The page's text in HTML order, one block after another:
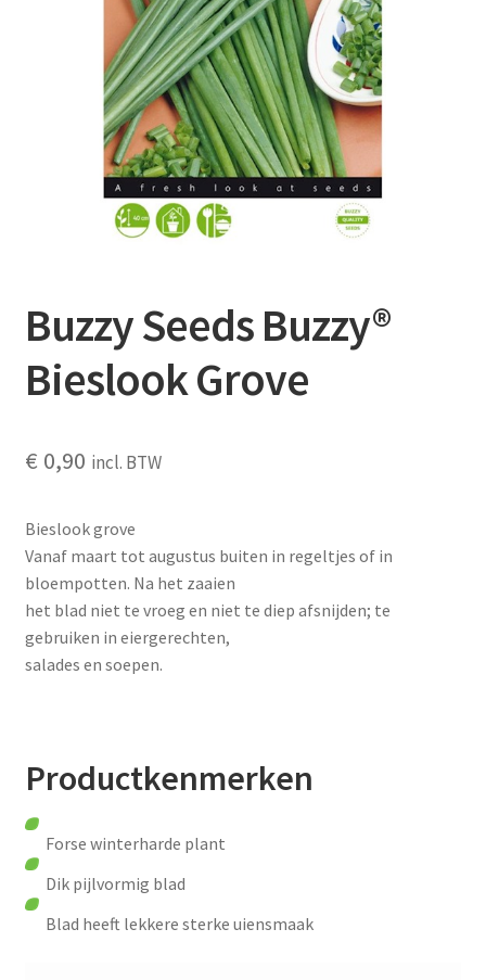
Booking Search
Buzzy Seeds Buzzy®
Bieslook Grove
€ 0,90 incl. BTW
Bieslook grove
Vanaf maart tot augustus buiten in regeltjes of in
bloempotten. Na het zaaien
het blad niet te vroeg en niet te diep afsnijden; te
gebruiken in eiergerechten,
salades en soepen.
Productkenmerken
Forse winterharde plant
Dik pijlvormig blad
Blad heeft lekkere sterke uiensmaak